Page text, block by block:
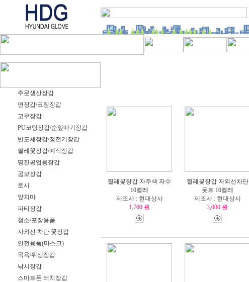
주문생산장갑
면장갑/코팅장갑
고무장갑
PU코팅장갑/순잎따기장갑
반도체장갑/정전기장갑
찔레꽃장갑/예식장갑
명진공업용장갑
곰보장갑
토시
앞치마
파티장갑
청소/포장용품
자외선 차단 꽃장갑
안전용품(마스크)
목욕/위생장갑
낚시장갑
스마트폰 터치장갑
찔레꽃장갑 자주색 자수
10켤레
제조사 : 현대상사
1,700 원
찔레꽃장갑 자외선차단
돗트 10켤레
제조사 : 현대상사
3,000 원